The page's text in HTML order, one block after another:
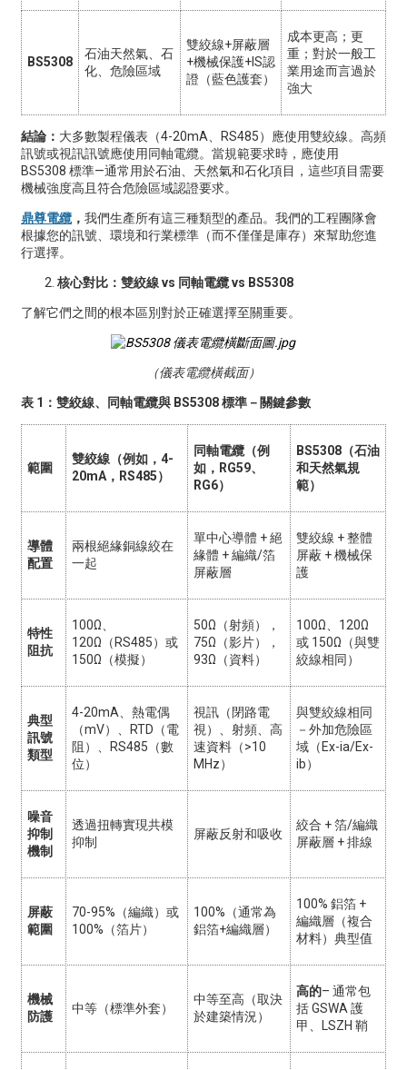
BS5308
石油天然氣、石
化、危險區域
雙絞線+屏蔽層
+機械保護+IS認
證（藍色護套）
成本更高；更
重；對於一般工
業用途而言過於
強大
結論： 大多數製程儀表（4-20mA、RS485）應使用雙絞線。高頻
訊號或視訊訊號應使用同軸電纜。當規範要求時，應使用
BS5308 標準—通常用於石油、天然氣和石化項目，這些項目需要
機械強度高且符合危險區域認證要求。
鼎尊電纜， 我們生產所有這三種類型的產品。我們的工程團隊會
根據您的訊號、環境和行業標準（而不僅僅是庫存）來幫助您進
行選擇。
核心對比：雙絞線 vs 同軸電纜 vs BS5308
了解它們之間的根本區別對於正確選擇至關重要。
（儀表電纜橫截面）
表 1：雙絞線、同軸電纜與 BS5308 標準－關鍵參數
範圍
雙絞線（例如，4-
20mA，RS485）
同軸電纜（例
如，RG59、
RG6）
BS5308（石油
和天然氣規
範）
導體
配置
兩根絕緣銅線絞在
一起
單中心導體 + 絕
緣體 + 編織/箔
屏蔽層
雙絞線 + 整體
屏蔽 + 機械保
護
特性
阻抗
100Ω、
120Ω（RS485）或
150Ω（模擬）
50Ω（射頻），
75Ω（影片），
93Ω（資料）
100Ω、120Ω
或 150Ω（與雙
絞線相同）
典型
訊號
類型
4-20mA、熱電偶
（mV）、RTD（電
阻）、RS485（數
位）
視訊（閉路電
視）、射頻、高
速資料（>10
MHz）
與雙絞線相同
－外加危險區
域（Ex-ia/Ex-
ib）
噪音
抑制
機制
透過扭轉實現共模
抑制
屏蔽反射和吸收
絞合 + 箔/編織
屏蔽層 + 排線
屏蔽
範圍
70-95%（編織）或
100%（箔片）
100%（通常為
鋁箔+編織層）
100% 鋁箔 +
編織層（複合
材料）典型值
機械
防護
中等（標準外套）
中等至高（取決
於建築情況）
高的– 通常包
括 GSWA 護
甲、LSZH 鞘